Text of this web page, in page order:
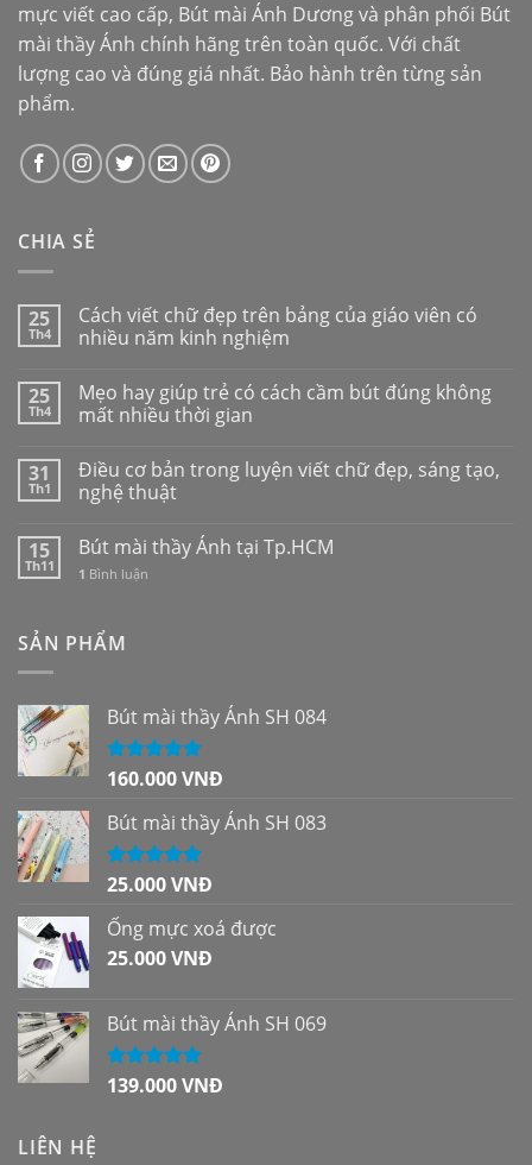
mực viết cao cấp, Bút mài Ánh Dươngvà phân phối Bút
mài thầy Ánh chính hãng trên toàn quốc. Với chất
lượng cao và đúng giá nhất. Bảo hành trên từng sản
phẩm.
CHIA SẺ
25
Th4
Cách viết chữ đẹp trên bảng của giáo viên có
nhiều năm kinh nghiệm
25
Th4
Mẹo hay giúp trẻ có cách cầm bút đúng không
mất nhiều thời gian
31
Th1
Điều cơ bản trong luyện viết chữ đẹp, sáng tạo,
nghệ thuật
15
Th11
Bút mài thầy Ánh tại Tp.HCM
1 Bình luận
SẢN PHẨM
Bút mài thầy Ánh SH 084
Được xếp
sao
160.000VNĐ
Bút mài thầy Ánh SH 083
Được xếp
sao
25.000VNĐ
Ống mực xoá được
25.000VNĐ
Bút mài thầy Ánh SH 069
Được xếp
139.000VNĐ
LIÊN HỆ